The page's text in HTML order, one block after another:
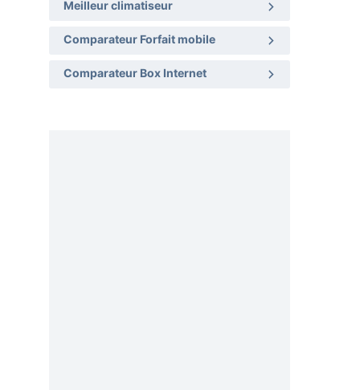
Meilleur climatiseur
Comparateur Forfait mobile
Comparateur Box Internet